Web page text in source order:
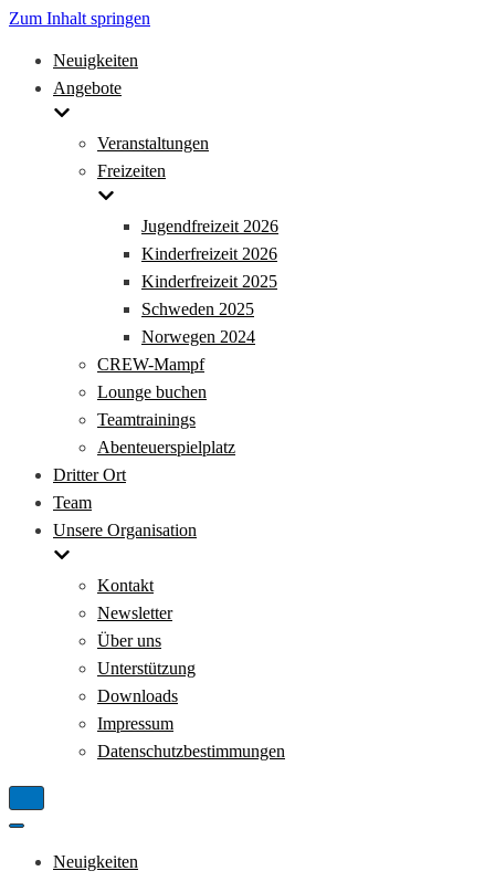
Zum Inhalt springen
Neuigkeiten
Angebote
Veranstaltungen
Freizeiten
Jugendfreizeit 2026
Kinderfreizeit 2026
Kinderfreizeit 2025
Schweden 2025
Norwegen 2024
CREW-Mampf
Lounge buchen
Teamtrainings
Abenteuerspielplatz
Dritter Ort
Team
Unsere Organisation
Kontakt
Newsletter
Über uns
Unterstützung
Downloads
Impressum
Datenschutzbestimmungen
Neuigkeiten